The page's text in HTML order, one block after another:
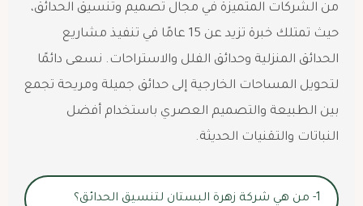
من الشركات المتميزة في مجال تصميم وتنسيق الحدائق،
حيث تمتلك خبرة تزيد عن 15 عامًا في تنفيذ مشاريع
الحدائق المنزلية وحدائق الفلل والاستراحات. نسعى دائمًا
لتحويل المساحات الخارجية إلى حدائق جميلة ومريحة تجمع
بين الطبيعة والتصميم العصري باستخدام أفضل
النباتات والتقنيات الحديثة.
1- من هي شركة زهرة البستان لتنسيق الحدائق؟